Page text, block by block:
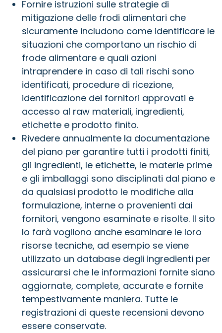
Fornire istruzioni sulle strategie di
mitigazione delle frodi alimentari che
sicuramente includono come identificare le
situazioni che comportano un rischio di
frode alimentare e quali azioni
intraprendere in caso di tali rischi sono
identificati, procedure di ricezione,
identificazione dei fornitori approvati e
accesso al raw materiali, ingredienti,
etichette e prodotto finito.
Rivedere annualmente la documentazione
del piano per garantire tutti i prodotti finiti,
gli ingredienti, le etichette, le materie prime
e gli imballaggi sono disciplinati dal piano e
da qualsiasi prodotto le modifiche alla
formulazione, interne o provenienti dai
fornitori, vengono esaminate e risolte. Il sito
lo farà vogliono anche esaminare le loro
risorse tecniche, ad esempio se viene
utilizzato un database degli ingredienti per
assicurarsi che le informazioni fornite siano
aggiornate, complete, accurate e fornite
tempestivamente maniera. Tutte le
registrazioni di queste recensioni devono
essere conservate.